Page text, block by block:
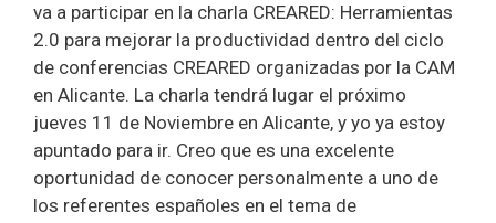
va a participar en la charla CREARED: Herramientas
2.0 para mejorar la productividad dentro del ciclo
de conferencias CREARED organizadas por la CAM
en Alicante. La charla tendrá lugar el próximo
jueves 11 de Noviembre en Alicante, y yo ya estoy
apuntado para ir. Creo que es una excelente
oportunidad de conocer personalmente a uno de
los referentes españoles en el tema de